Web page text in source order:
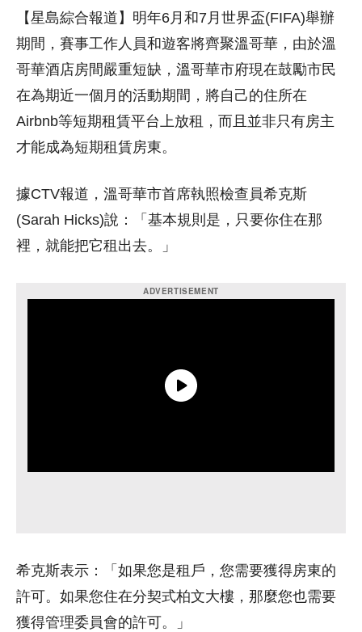
【星島綜合報道】明年6月和7月世界盃(FIFA)舉辦
期間，賽事工作人員和遊客將齊聚溫哥華，由於溫
哥華酒店房間嚴重短缺，溫哥華市府現在鼓勵市民
在為期近一個月的活動期間，將自己的住所在
Airbnb等短期租賃平台上放租，而且並非只有房主
才能成為短期租賃房東。
據CTV報道，溫​​哥華市首席執照檢查員希克斯
(Sarah Hicks)說：「基本規則是，只要你住在那
裡，就能把它租出去。」
希克斯表示：「如果您是租戶，您需要獲得房東的
許可。如果您住在分契式柏文大樓，那麼您也需要
獲得管理委員會的許可。」